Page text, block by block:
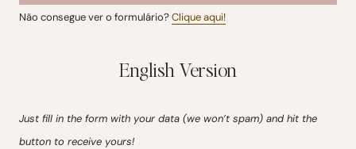
Não consegue ver o formulário?Clique aqui!
English Version
Just fill in the form with your data (we won’t spam) and hit the
button to receive yours!